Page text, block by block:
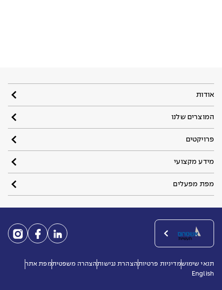
אודות
המוצרים שלנו
פרויקטים
מידע מקצועי
מפת מפעלים
תנאי שימושמדיניות פרטיותהצהרת נגישותהצהרה משפטיתמפת אתר
English